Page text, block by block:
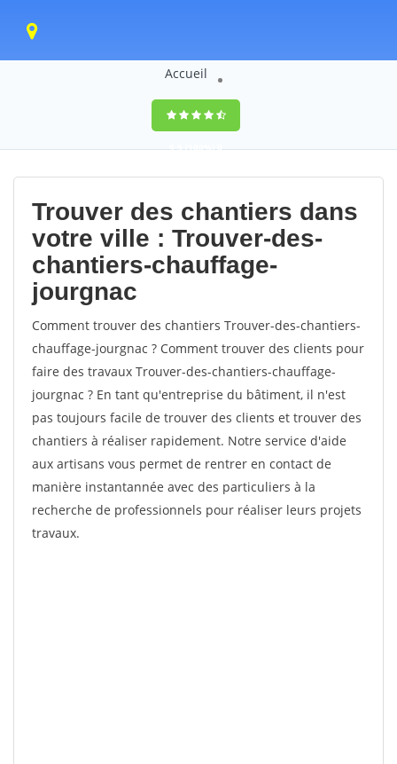
Accueil
9,5(100%)0
votes
Trouver des chantiers dans
votre ville : Trouver-des-
chantiers-chauffage-
jourgnac
Comment trouver des chantiers Trouver-des-chantiers-
chauffage-jourgnac ? Comment trouver des clients pour
faire des travaux Trouver-des-chantiers-chauffage-
jourgnac ? En tant qu'entreprise du bâtiment, il n'est
pas toujours facile de trouver des clients et trouver des
chantiers à réaliser rapidement. Notre service d'aide
aux artisans vous permet de rentrer en contact de
manière instantannée avec des particuliers à la
recherche de professionnels pour réaliser leurs projets
travaux.